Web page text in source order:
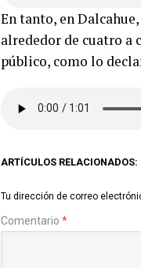
En tanto, en
alrededor de cuatro a
público, como lo
ARTÍCULOS RELACIONADOS:
Tu dirección de correo
Comentario *